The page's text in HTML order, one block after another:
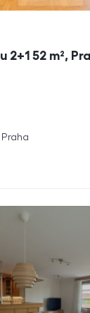
2+1 52 m²,